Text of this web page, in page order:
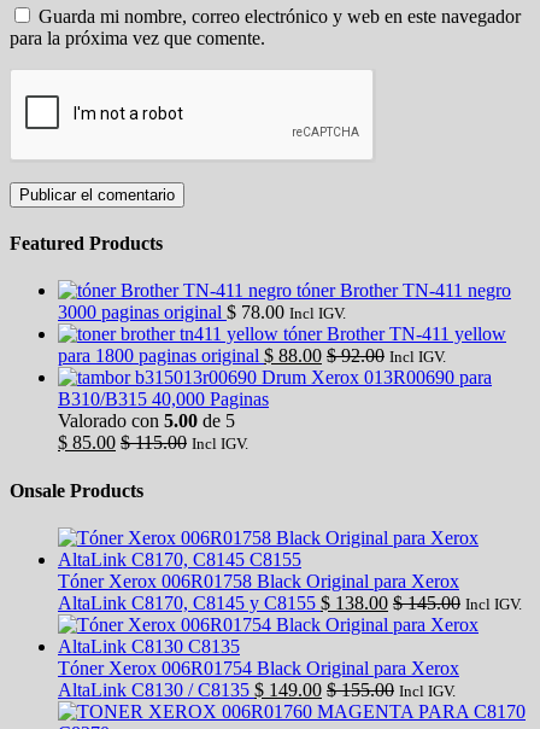
Guarda mi nombre, correo electrónico y web en este navegador
para la próxima vez que comente.
Featured Products
tóner Brother TN-411 negro
3000 paginas original $ 78.00 Incl IGV.
tóner Brother TN-411 yellow
para 1800 paginas original $ 88.00 $92.00 Incl IGV.
Drum Xerox 013R00690 para
B310/B315 40,000 Paginas
Valorado con 5.00 de 5
$ 85.00 $115.00 Incl IGV.
Onsale Products
Tóner Xerox 006R01758 Black Original para Xerox
AltaLink C8170, C8145 y C8155 $ 138.00 $145.00 Incl IGV.
Tóner Xerox 006R01754 Black Original para Xerox
AltaLink C8130 / C8135 $ 149.00 $155.00 Incl IGV.